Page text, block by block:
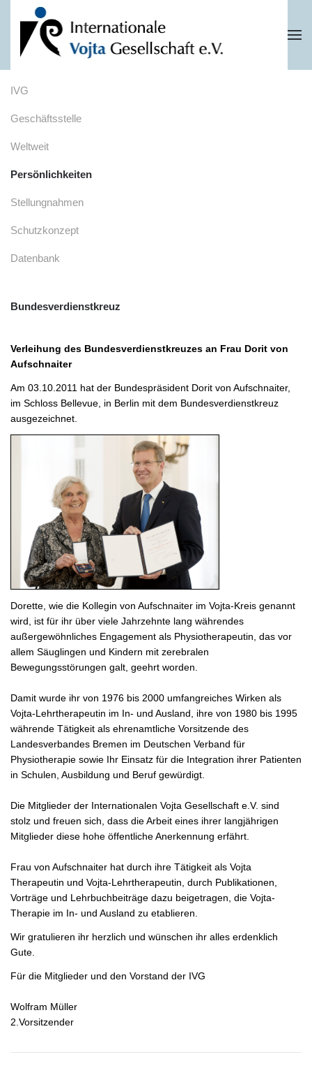
Zum Hauptinhalt springen
IVG
Geschäftsstelle
Weltweit
Persönlichkeiten
Stellungnahmen
Schutzkonzept
Datenbank
Bundesverdienstkreuz
Verleihung des Bundesverdienstkreuzes an Frau Dorit von
Aufschnaiter
Am 03.10.2011 hat der Bundespräsident Dorit von Aufschnaiter,
im Schloss Bellevue, in Berlin mit dem Bundesverdienstkreuz
ausgezeichnet.
Dorette, wie die Kollegin von Aufschnaiter im Vojta-Kreis genannt
wird, ist für ihr über viele Jahrzehnte lang währendes
außergewöhnliches Engagement als Physiotherapeutin, das vor
allem Säuglingen und Kindern mit zerebralen
Bewegungsstörungen galt, geehrt worden.
Damit wurde ihr von 1976 bis 2000 umfangreiches Wirken als
Vojta-Lehrtherapeutin im In- und Ausland, ihre von 1980 bis 1995
währende Tätigkeit als ehrenamtliche Vorsitzende des
Landesverbandes Bremen im Deutschen Verband für
Physiotherapie sowie Ihr Einsatz für die Integration ihrer Patienten
in Schulen, Ausbildung und Beruf gewürdigt.
Die Mitglieder der Internationalen Vojta Gesellschaft e.V. sind
stolz und freuen sich, dass die Arbeit eines ihrer langjährigen
Mitglieder diese hohe öffentliche Anerkennung erfährt.
Frau von Aufschnaiter hat durch ihre Tätigkeit als Vojta
Therapeutin und Vojta-Lehrtherapeutin, durch Publikationen,
Vorträge und Lehrbuchbeiträge dazu beigetragen, die Vojta-
Therapie im In- und Ausland zu etablieren.
Wir gratulieren ihr herzlich und wünschen ihr alles erdenklich
Gute.
Für die Mitglieder und den Vorstand der IVG
Wolfram Müller
2.Vorsitzender